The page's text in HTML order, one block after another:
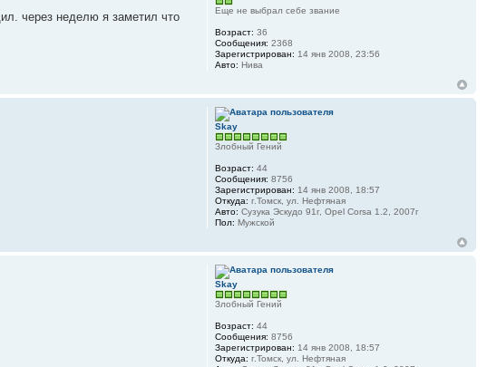
через неделю я заметил что
Еще не выбрал себе звание
Возраст: 36
Сообщения: 2368
Зарегистрирован: 14 янв 2008, 23:56
Авто: Нива
Skay
Злобный Гений
Возраст: 44
Сообщения: 8756
Зарегистрирован: 14 янв 2008, 18:57
Откуда: г.Томск, ул. Нефтяная
Авто: Сузука Эскудо 91г, Opel Corsa 1.2, 2007г
Пол: Мужской
Skay
Злобный Гений
Возраст: 44
Сообщения: 8756
Зарегистрирован: 14 янв 2008, 18:57
Откуда: г.Томск, ул. Нефтяная